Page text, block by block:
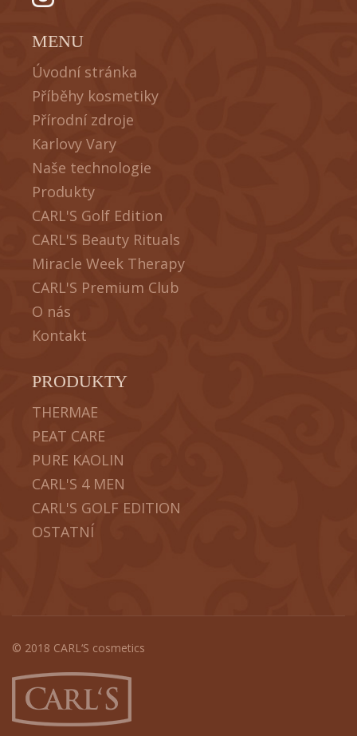
MENU
Úvodní stránka
Příběhy kosmetiky
Přírodní zdroje
Karlovy Vary
Naše technologie
Produkty
CARL'S Golf Edition
CARL'S Beauty Rituals
Miracle Week Therapy
CARL'S Premium Club
O nás
Kontakt
PRODUKTY
THERMAE
PEAT CARE
PURE KAOLIN
CARL'S 4 MEN
CARL'S GOLF EDITION
OSTATNÍ
© 2018 CARL‘S cosmetics